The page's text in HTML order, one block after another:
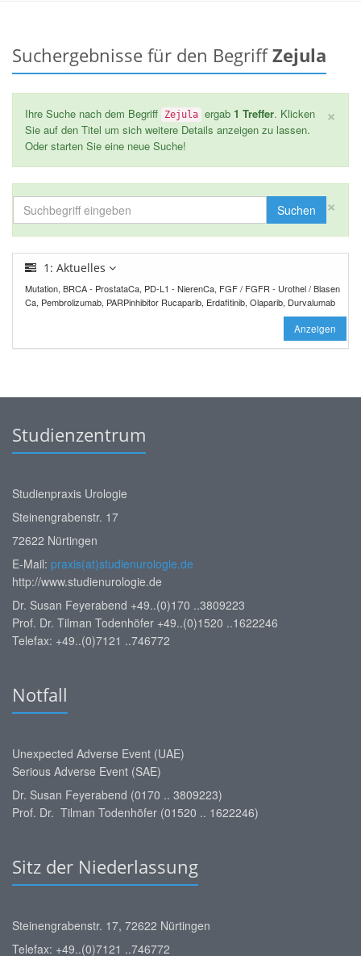
Suchergebnisse für den BegriffZejula
×
Ihre Suche nach dem Begriff Zejula ergab 1 Treffer. Klicken
Sie auf den Titel um sich weitere Details anzeigen zu lassen.
Oder starten Sie eine neue Suche!
×
Suchen
1: Aktuelles
Mutation, BRCA - ProstataCa, PD-L1 - NierenCa, FGF / FGFR - Urothel / Blasen
Ca, Pembrolizumab, PARPinhibitor Rucaparib, Erdafitinib, Olaparib, Durvalumab
Anzeigen
Studienzentrum
Studienpraxis Urologie
Steinengrabenstr. 17
72622 Nürtingen
E-Mail: praxis(at)studienurologie.de
http://www.studienurologie.de
Dr. Susan Feyerabend +49..(0)170 ..3809223
Prof. Dr. Tilman Todenhöfer +49..(0)1520 ..1622246
Telefax: +49..(0)7121 ..746772
Notfall
Unexpected Adverse Event (UAE)
Serious Adverse Event (SAE)
Dr. Susan Feyerabend (0170 .. 3809223)
Prof. Dr. Tilman Todenhöfer (01520 .. 1622246)
Sitz der Niederlassung
Steinengrabenstr. 17, 72622 Nürtingen
Telefax: +49..(0)7121 ..746772